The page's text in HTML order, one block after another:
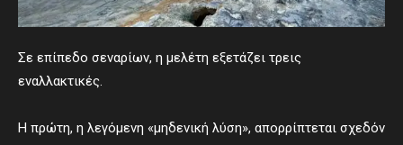
Σε επίπεδο σεναρίων, η μελέτη εξετάζει τρεις
εναλλακτικές.
Η πρώτη, η λεγόμενη «μηδενική λύση», απορρίπτεται σχεδόν